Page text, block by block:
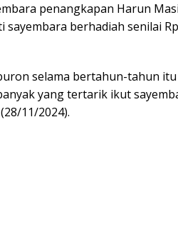
penangkapan Harun
berhadiah senilai
selama bertahun-tahun itu
yang tertarik ikut
11/2024).